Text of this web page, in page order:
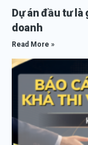
Dự án đầu tư là
doanh
Read More »